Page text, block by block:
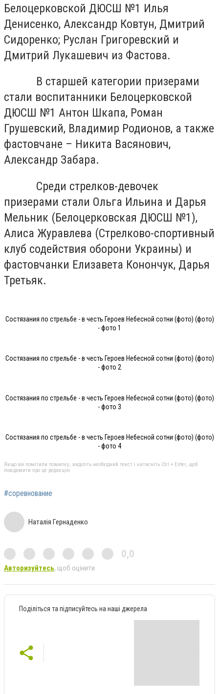
Белоцерковской ДЮСШ №1 Илья
Денисенко, Александр Ковтун, Дмитрий
Сидоренко; Руслан Григоревский и
Дмитрий Лукашевич из Фастова.
В старшей категории призерами
стали воспитанники Белоцерковской
ДЮСШ №1 Антон Шкапа, Роман
Грушевский, Владимир Родионов, а также
фастовчане – Никита Васянович,
Александр Забара.
Среди стрелков-девочек
призерами стали Ольга Ильина и Дарья
Мельник (Белоцерковская ДЮСШ №1),
Алиса Журавлева (Стрелково-спортивный
клуб содействия оборони Украины) и
фастовчанки Елизавета Конончук, Дарья
Третьяк.
Состязания по стрельбе - в честь Героев Небесной сотни (фото) (фото)
- фото 1
Состязания по стрельбе - в честь Героев Небесной сотни (фото) (фото)
- фото 2
Состязания по стрельбе - в честь Героев Небесной сотни (фото) (фото)
- фото 3
Состязания по стрельбе - в честь Героев Небесной сотни (фото) (фото)
- фото 4
Якщо ви помітили помилку, виділіть необхідний текст і натисніть Ctrl + Enter, щоб
повідомити про це редакцію
#соревнование
Наталія Гернаденко
0,0
Авторизуйтесь, щоб оцінити
Поділіться та підписуйтесь на наші джерела